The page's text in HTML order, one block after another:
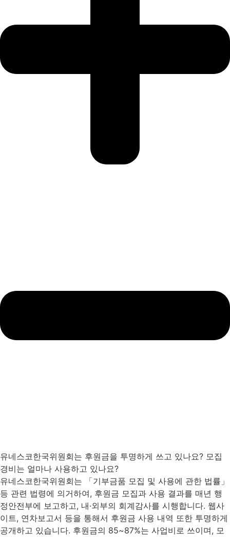
유네스코한국위원회는 후원금을 투명하게 쓰고 있나요? 모집
경비는 얼마나 사용하고 있나요?
유네스코한국위원회는 「기부금품 모집 및 사용에 관한 법률」
등 관련 법령에 의거하여, 후원금 모집과 사용 결과를 매년 행
정안전부에 보고하고, 내·외부의 회계감사를 시행합니다. 웹사
이트, 연차보고서 등을 통해서 후원금 사용 내역 또한 투명하게
공개하고 있습니다. 후원금의 85~87%는 사업비로 쓰이며, 모